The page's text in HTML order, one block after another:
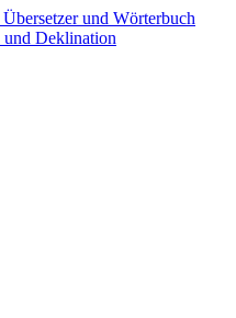
und Deklination